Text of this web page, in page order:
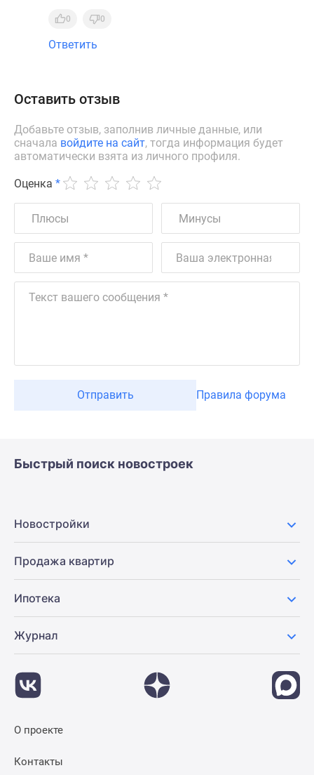
0 0
Ответить
Оставить отзыв
Добавьте отзыв, заполнив личные данные, или
сначала войдите на сайт, тогда информация будет
автоматически взята из личного профиля.
Оценка *
Отправить Правила форума
Быстрый поиск новостроек
Новостройки
Продажа квартир
Ипотека
Журнал
О проекте
Контакты